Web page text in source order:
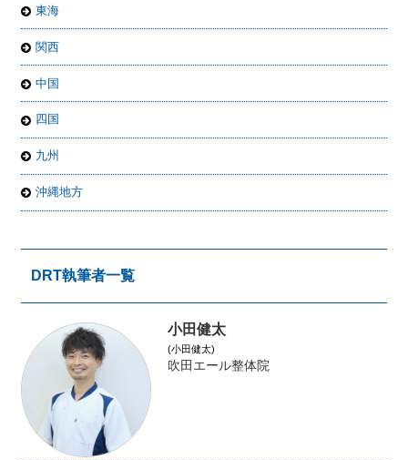
東海
関西
中国
四国
九州
沖縄地方
DRT執筆者一覧
小田健太
(小田健太)
吹田エール整体院